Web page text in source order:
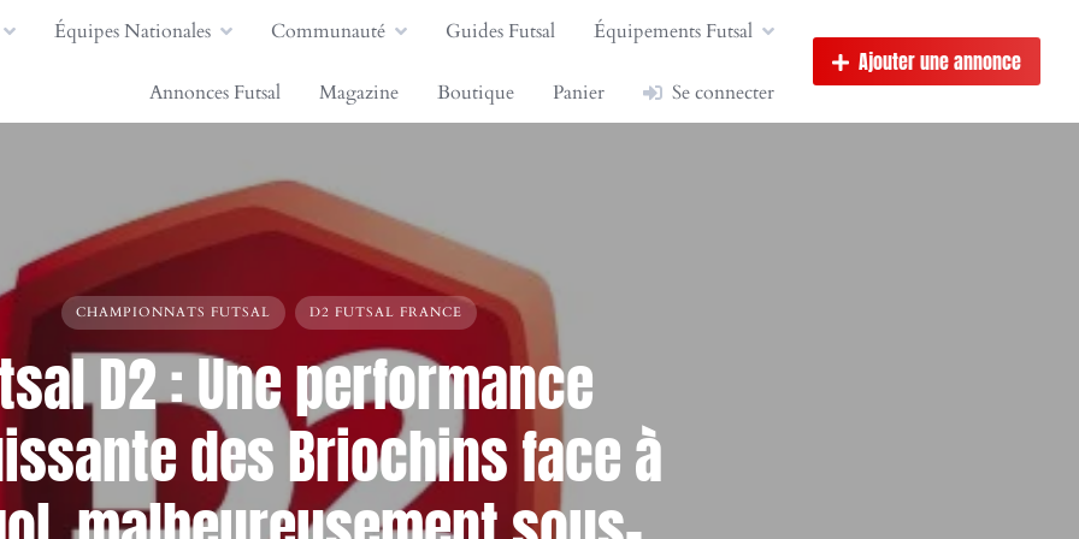
Équipes Nationales Communauté Guides Futsal Équipements Futsal
Annonces Futsal Magazine Boutique Panier Se connecter
Ajouter une annonce
CHAMPIONNATS FUTSAL D2 FUTSAL FRANCE
D2 : Une performance
des Briochins face à